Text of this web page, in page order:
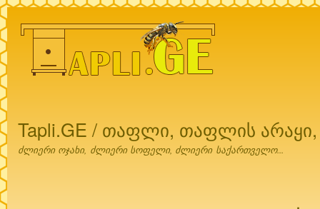
Tapli.GE / თაფლი, თაფლის
ძლიერი ოჯახი, ძლიერი სოფელი, ძლიერი საქართველო...